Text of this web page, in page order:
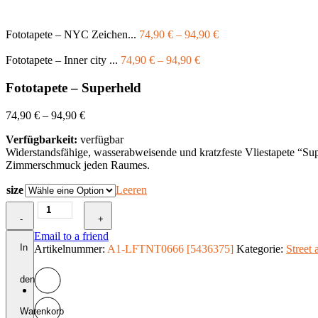
Fototapete – NYC Zeichen... 74,90 € – 94,90 €
Fototapete – Inner city ... 74,90 € – 94,90 €
Fototapete – Superheld
74,90 € – 94,90 €
Verfügbarkeit: verfügbar
Widerstandsfähige, wasserabweisende und kratzfeste Vliestapete
Zimmerschmuck jeden Raumes.
size Leeren
-
Fototapete
-
Superheld
Menge
+
In
den
Warenkorb
Email to a friend
Artikelnummer: A1-LFTNT0666 [5436375] Kategorie: Street